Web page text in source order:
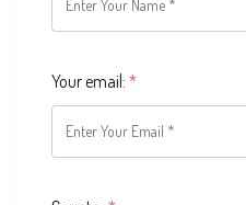
Your email: *